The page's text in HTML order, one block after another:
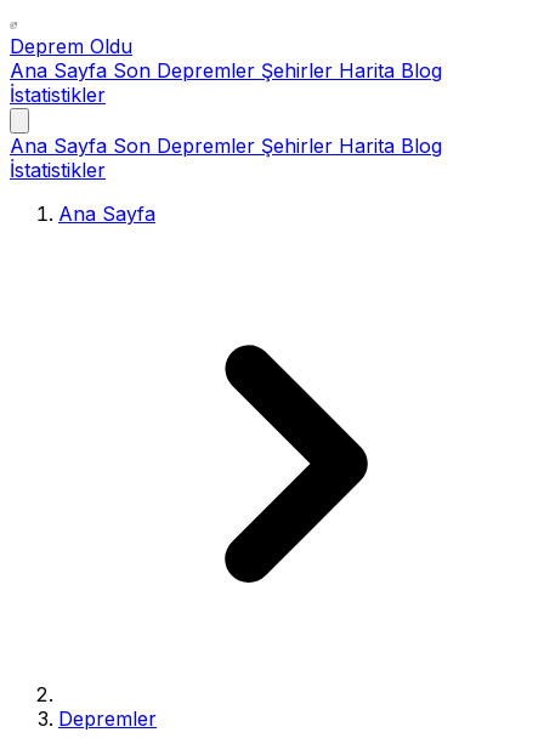
Deprem Oldu
Ana Sayfa Son Depremler Şehirler Harita Blog
İstatistikler
Ana Sayfa Son Depremler Şehirler Harita Blog
İstatistikler
Ana Sayfa
Depremler